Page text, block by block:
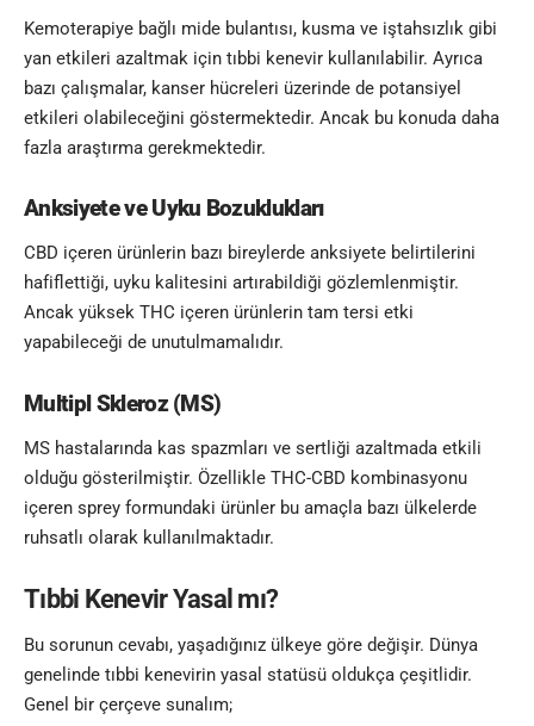
Kemoterapiye bağlı mide bulantısı, kusma ve iştahsızlık gibi
yan etkileri azaltmak için tıbbi kenevir kullanılabilir. Ayrıca
bazı çalışmalar, kanser hücreleri üzerinde de potansiyel
etkileri olabileceğini göstermektedir. Ancak bu konuda daha
fazla araştırma gerekmektedir.
Anksiyete ve Uyku Bozuklukları
CBD içeren ürünlerin bazı bireylerde anksiyete belirtilerini
hafiflettiği, uyku kalitesini artırabildiği gözlemlenmiştir.
Ancak yüksek THC içeren ürünlerin tam tersi etki
yapabileceği de unutulmamalıdır.
Multipl Skleroz (MS)
MS hastalarında kas spazmları ve sertliği azaltmada etkili
olduğu gösterilmiştir. Özellikle THC-CBD kombinasyonu
içeren sprey formundaki ürünler bu amaçla bazı ülkelerde
ruhsatlı olarak kullanılmaktadır.
Tıbbi Kenevir Yasal mı?
Bu sorunun cevabı, yaşadığınız ülkeye göre değişir. Dünya
genelinde tıbbi kenevirin yasal statüsü oldukça çeşitlidir.
Genel bir çerçeve sunalım;